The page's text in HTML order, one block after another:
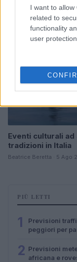
I want to
related to
functionality
user protection.
Eventi culturali
tradizioni in Italia
Beatrice Beretta · 5 Ago
PIÙ LETTI
1
Previsioni
peggiori per
2 Previsioni
africana e